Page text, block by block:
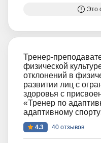
Это
Тренер-
физической
отклонений в
развитии лиц с
здоровья с
«Тренер по
адаптивному
4.3
40 отзывов